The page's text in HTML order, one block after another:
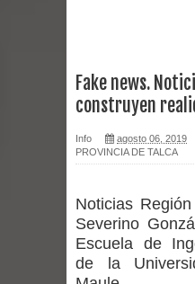
desafío
Banda
con
Fake news.
construyen
Info agosto 06, 2019
PROVINCIA DE TALCA
Noticias
Severino
Escuela de
de la